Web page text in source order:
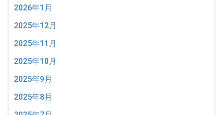
2026年1月
2025年12月
2025年11月
2025年10月
2025年9月
2025年8月